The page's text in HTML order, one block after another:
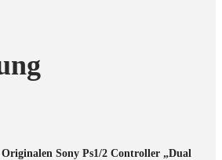
Originalen Sony Ps1/2 Controller „Dual